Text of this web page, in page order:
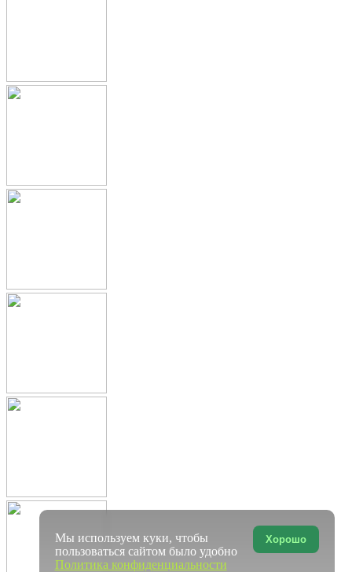
Хорошо
Мы используем куки, чтобы
пользоваться сайтом было удобно
Политика конфиденциальности